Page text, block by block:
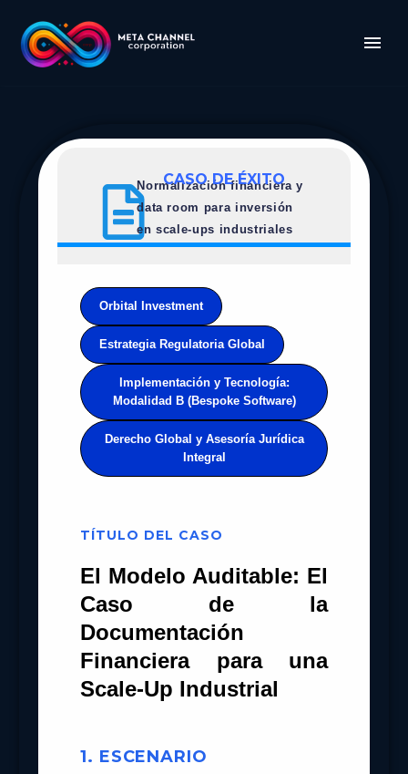
CASO DE ÉXITO
Normalización financiera y
data room para inversión
en scale-ups industriales
Orbital Investment
Estrategia Regulatoria Global
Implementación y Tecnología:
Modalidad B (Bespoke Software)
Derecho Global y Asesoría Jurídica
Integral
TÍTULO DEL CASO
El Modelo Auditable: El
Caso de la
Documentación
Financiera para una
Scale-Up Industrial
1. ESCENARIO